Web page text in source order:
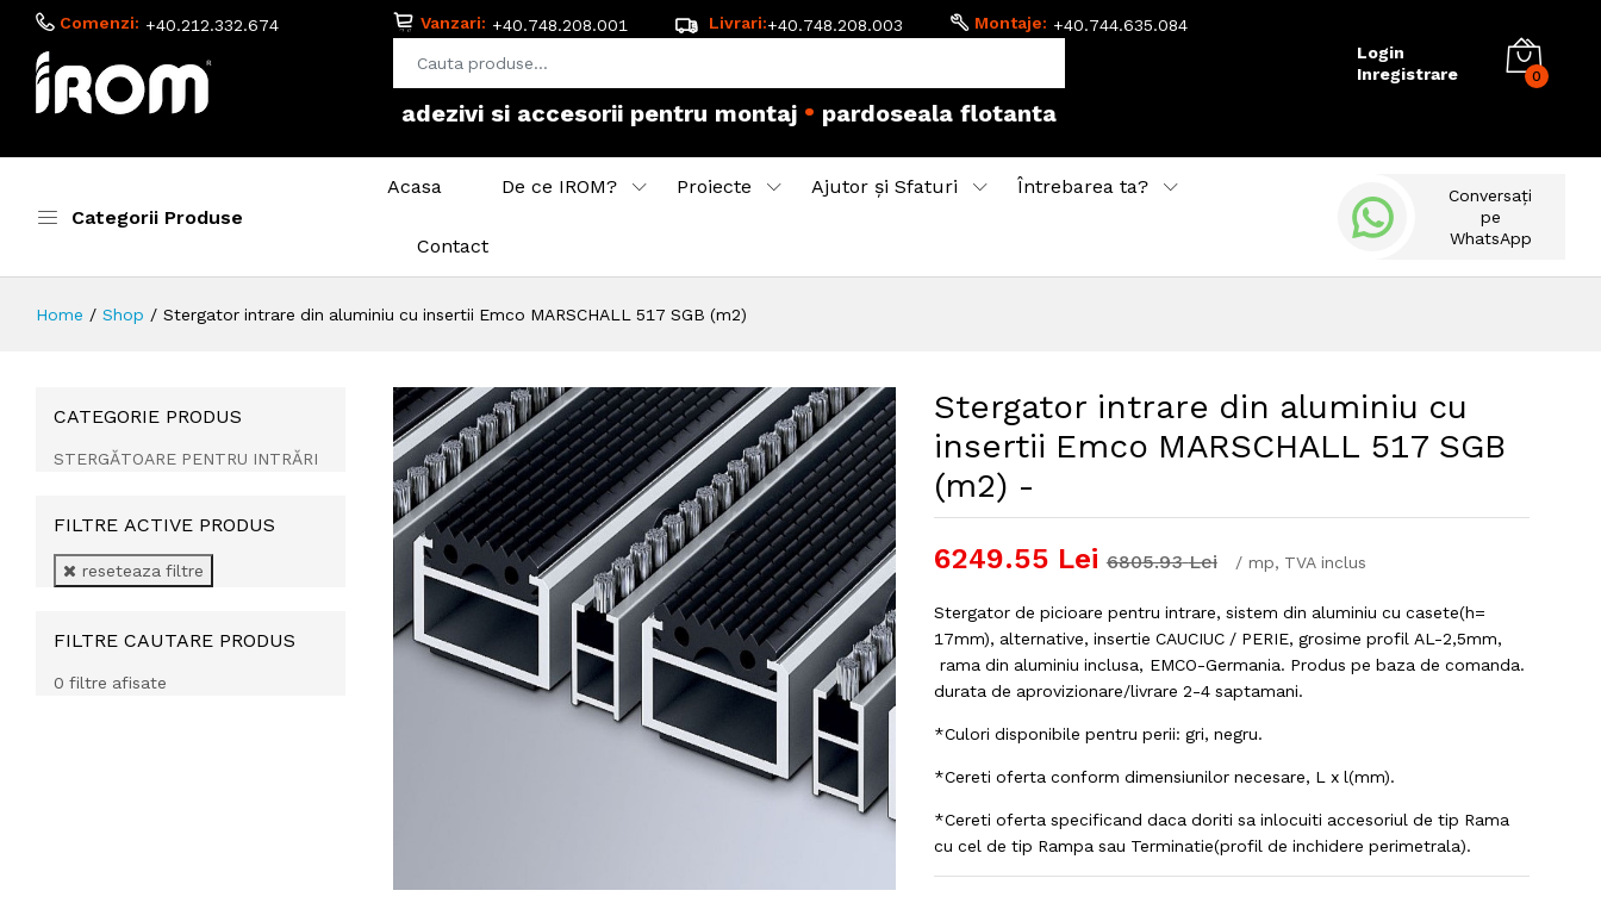
Comenzi: +40.212.332.674 Vanzari: +40.748.208.001 Livrari:+40.748.208.003 Montaje: +40.744.635.084
adezivi si accesorii pentru montaj • pardoseala flotanta
Login
Inregistrare
0
Categorii Produse
Acasa De ce IROM? Proiecte Ajutor și Sfaturi Întrebarea ta?
Contact
Conversați
pe
WhatsApp
Home Shop Stergator intrare din aluminiu cu insertii Emco MARSCHALL 517 SGB (m2)
Stergator intrare din aluminiu cu
insertii Emco MARSCHALL 517 SGB
(m2) -
6249.55 Lei 6805.93 Lei / mp, TVA inclus
Stergator de picioare pentru intrare, sistem din aluminiu cu casete(h=
17mm), alternative, insertie CAUCIUC / PERIE, grosime profil AL-2,5mm,
rama din aluminiu inclusa, EMCO-Germania. Produs pe baza de comanda.
durata de aprovizionare/livrare 2-4 saptamani.
*Culori disponibile pentru perii: gri, negru.
*Cereti oferta conform dimensiunilor necesare, L x l(mm).
*Cereti oferta specificand daca doriti sa inlocuiti accesoriul de tip Rama
cu cel de tip Rampa sau Terminatie(profil de inchidere perimetrala).
CATEGORIE PRODUS
STERGĂTOARE PENTRU INTRĂRI
FILTRE ACTIVE PRODUS
reseteaza filtre
FILTRE CAUTARE PRODUS
0 filtre afisate